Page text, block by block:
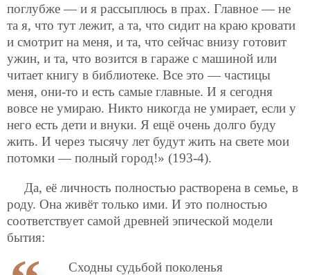
поглубже — и я рассыплюсь в прах. Главное — не
та я, что тут лежит, а та, что сидит на краю кровати
и смотрит на меня, и та, что сейчас внизу готовит
ужин, и та, что возится в гараже с машиной или
читает книгу в библиотеке. Все это — частицы
меня, они-то и есть самые главные. И я сегодня
вовсе не умираю. Никто никогда не умирает, если у
него есть дети и внуки. Я ещё очень долго буду
жить. И через тысячу лет будут жить на свете мои
потомки — полный город!» (193-4).
Да, её личность полностью растворена в семье, в
роду. Она живёт только ими. И это полностью
соответствует самой древней эпической модели
бытия:
Сходны судьбой поколенья